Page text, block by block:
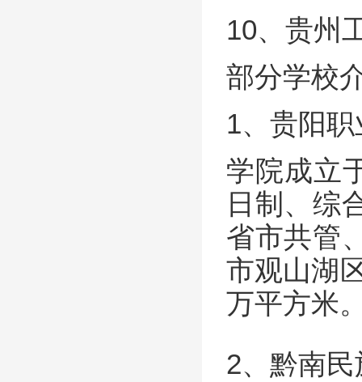
10、贵州
部分学校
1、贵阳
学院成立
日制、综
省市共管
市观山湖
万平方米
2、黔南